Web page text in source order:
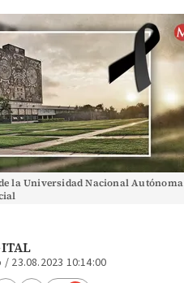
la Universidad Nacional Autónoma
/ 23.08.2023 10:14:00